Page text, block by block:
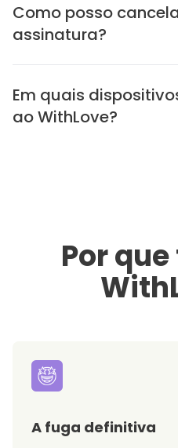
Como posso
assinatura?
Em quais
ao WithLove?
Por
A fuga definitiva